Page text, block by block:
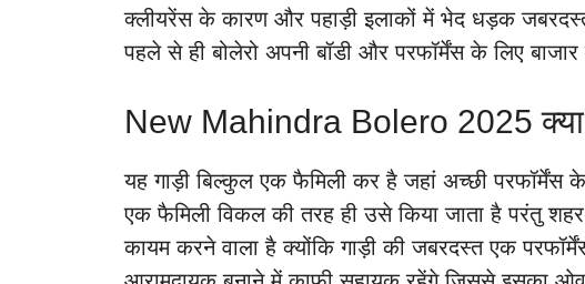
क्लीयरेंस के कारण और पहाड़ी इलाकों में भेद धड़क
पहले से ही बोलेरो अपनी बॉडी और परफॉर्मेंस के लिए
New Mahindra Bolero 2025 क्या
यह गाड़ी बिल्कुल एक फैमिली कर है जहां अच्छी परफॉर्मेंस
एक फैमिली विकल की तरह ही उसे किया जाता है परंतु
कायम करने वाला है क्योंकि गाड़ी की जबरदस्त एक